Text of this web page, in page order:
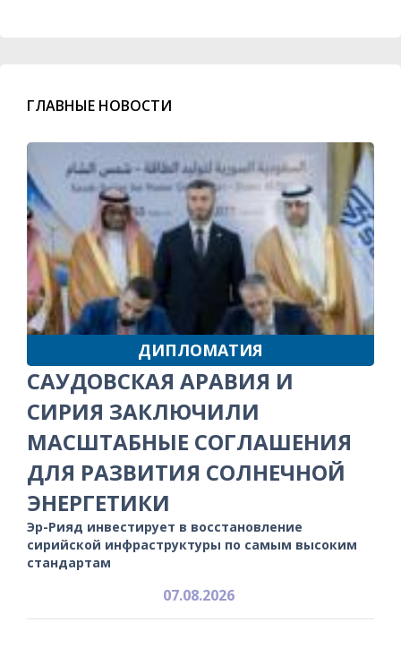
ГЛАВНЫЕ НОВОСТИ
ДИПЛОМАТИЯ
САУДОВСКАЯ АРАВИЯ И
СИРИЯ ЗАКЛЮЧИЛИ
МАСШТАБНЫЕ СОГЛАШЕНИЯ
ДЛЯ РАЗВИТИЯ СОЛНЕЧНОЙ
ЭНЕРГЕТИКИ
Эр-Рияд инвестирует в восстановление
сирийской инфраструктуры по самым высоким
стандартам
07.08.2026